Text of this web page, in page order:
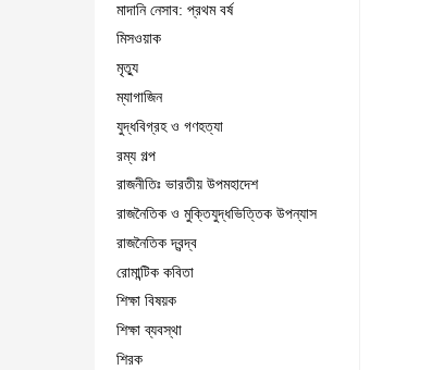
মাদানি নেসাব: প্রথম বর্ষ
মিসওয়াক
মৃত্যু
ম্যাগাজিন
যুদ্ধবিগ্রহ ও গণহত্যা
রম্য গল্প
রাজনীতিঃ ভারতীয় উপমহাদেশ
রাজনৈতিক ও মুক্তিযুদ্ধভিত্তিক উপন্যাস
রাজনৈতিক দ্বন্দ্ব
রোমান্টিক কবিতা
শিক্ষা বিষয়ক
শিক্ষা ব্যবস্থা
শিরক